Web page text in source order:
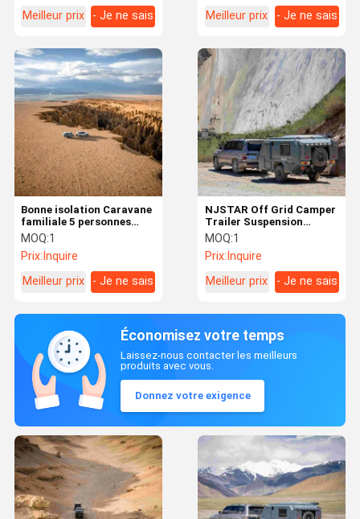
Meilleur prix
- Je ne sais
Meilleur prix
- Je ne sais
Bonne isolation Caravane
familiale 5 personnes
Camper avec salle de
repos
MOQ:1
Prix: Inquire
Meilleur prix
- Je ne sais
NJSTAR Off Grid Camper
Trailer Suspension
indépendante Voiture
solaire
MOQ:1
Prix: Inquire
Meilleur prix
- Je ne sais
Économisez votre temps
Laissez-nous contacter les meilleurs
produits avec vous.
Donnez votre exigence